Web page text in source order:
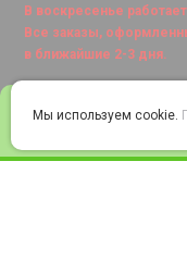
Войти
В воскресенье
Все заказы,
в ближайшие 2-3 дня.
Мы используем cookie.